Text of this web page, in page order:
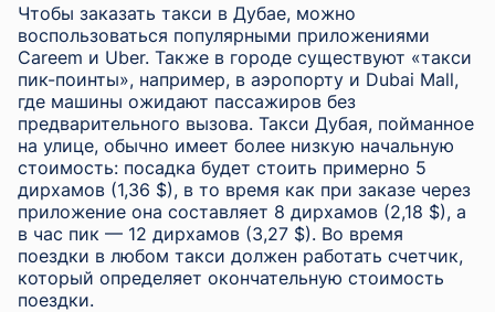
Чтобы заказать такси в Дубае, можно
воспользоваться популярными приложениями
Careem и Uber. Также в городе существуют «такси
пик-поинты», например, в аэропорту и Dubai Mall,
где машины ожидают пассажиров без
предварительного вызова. Такси Дубая, пойманное
на улице, обычно имеет более низкую начальную
стоимость: посадка будет стоить примерно 5
дирхамов (1,36 $), в то время как при заказе через
приложение она составляет 8 дирхамов (2,18 $), а
в час пик — 12 дирхамов (3,27 $). Во время
поездки в любом такси должен работать счетчик,
который определяет окончательную стоимость
поездки.